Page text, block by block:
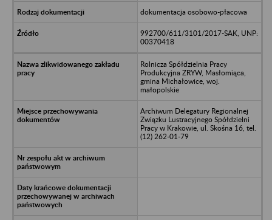
dokumentacja osobowo-płacowa
992700/611/3101/2017-SAK, UNP:
00370418
Rolnicza Spółdzielnia Pracy
Produkcyjna ZRYW, Masłomiąca,
gmina Michałowice, woj.
małopolskie
Archiwum Delegatury Regionalnej
Związku Lustracyjnego Spółdzielni
Pracy w Krakowie, ul. Skośna 16, tel.
(12) 262-01-79